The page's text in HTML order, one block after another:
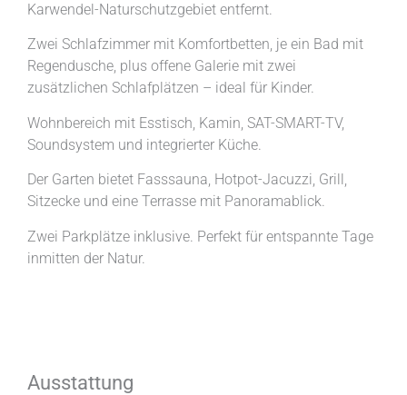
Karwendel-Naturschutzgebiet entfernt.
Zwei Schlafzimmer mit Komfortbetten, je ein Bad mit
Regendusche, plus offene Galerie mit zwei
zusätzlichen Schlafplätzen – ideal für Kinder.
Wohnbereich mit Esstisch, Kamin, SAT-SMART-TV,
Soundsystem und integrierter Küche.
Der Garten bietet Fasssauna, Hotpot-Jacuzzi, Grill,
Sitzecke und eine Terrasse mit Panoramablick.
Zwei Parkplätze inklusive. Perfekt für entspannte Tage
inmitten der Natur.
Ausstattung